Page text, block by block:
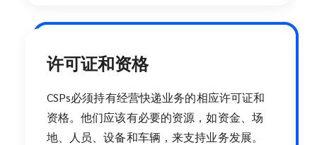
许可证和资格
CSPs必须持有经营快递业务的相应许可证和
资格。他们应该有必要的资源，如资金、场
地、人员、设备和车辆，来支持业务发展。